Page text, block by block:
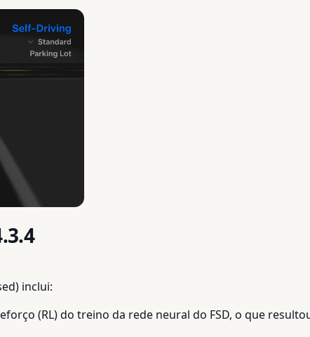
inclui:
(RL) do treino da rede neural do FSD, o que